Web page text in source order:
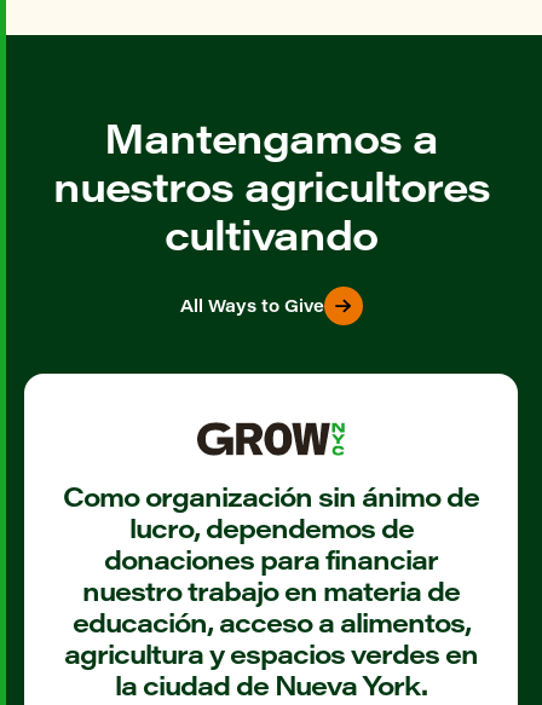
Mantengamos a
nuestros agricultores
cultivando
All Ways to Give
Como organización sin ánimo de
lucro, dependemos de
donaciones para financiar
nuestro trabajo en materia de
educación, acceso a alimentos,
agricultura y espacios verdes en
la ciudad de Nueva York.